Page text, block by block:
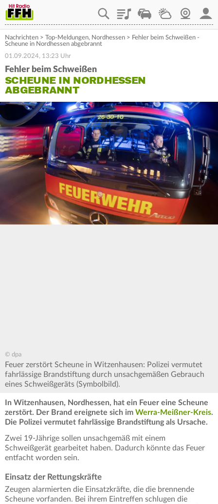
PlaylistStaupilotWetterWebcam
Nachrichten > Top-Meldungen, Nordhessen > Fehler beim Schweißen -
Scheune in Nordhessen abgebrannt
01.09.2024, 13:23 Uhr
Fehler beim Schweißen
SCHEUNE IN NORDHESSEN
ABGEBRANNT
© dpa
Feuer zerstört Scheune in Witzenhausen: Polizei vermutet
fahrlässige Brandstiftung durch unsachgemäßen Gebrauch
eines Schweißgeräts (Symbolbild).
In Witzenhausen, Nordhessen, hat ein Feuer eine Scheune
zerstört. Der Brand ereignete sich im Werra-Meißner-Kreis.
Die Polizei vermutet fahrlässige Brandstiftung als Ursache.
Zwei 19-Jährige sollen unsachgemäß mit einem
Schweißgerät gearbeitet haben. Dadurch könnte das Feuer
entfacht worden sein.
Einsatz der Rettungskräfte
Zeugen alarmierten die Einsatzkräfte, die die brennende
Scheune vorfanden. Bei ihrem Eintreffen schlugen die